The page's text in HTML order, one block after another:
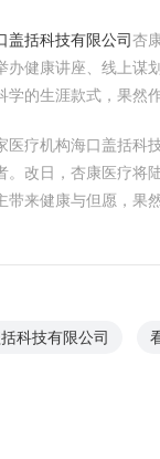
盖括科技有限公司杏
办健康讲座、线上谋
的生涯款式，果然作
医疗机构海口盖括科
。改日，杏康医疗将
带来健康与但愿，果
科技有限公司